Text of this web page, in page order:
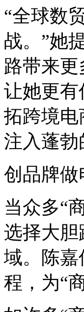
“全球数
战。”她
路带来
让她更
拓跨境
注入蓬勃
创品牌做
当众多“
选择大胆
域。陈嘉
程，为“